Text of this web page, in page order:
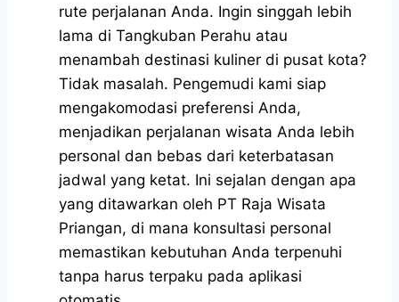
rute perjalanan Anda. Ingin singgah lebih
lama di Tangkuban Perahu atau
menambah destinasi kuliner di pusat kota?
Tidak masalah. Pengemudi kami siap
mengakomodasi preferensi Anda,
menjadikan perjalanan wisata Anda lebih
personal dan bebas dari keterbatasan
jadwal yang ketat. Ini sejalan dengan apa
yang ditawarkan oleh PT Raja Wisata
Priangan, di mana konsultasi personal
memastikan kebutuhan Anda terpenuhi
tanpa harus terpaku pada aplikasi